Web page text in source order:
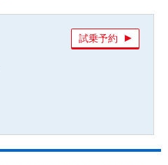
試乗予約